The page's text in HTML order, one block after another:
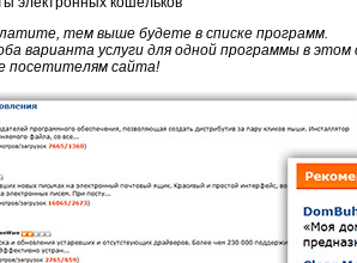
тем выше будете в списке программ.
варианта услуги для одной программы в этом
посетителям сайта!